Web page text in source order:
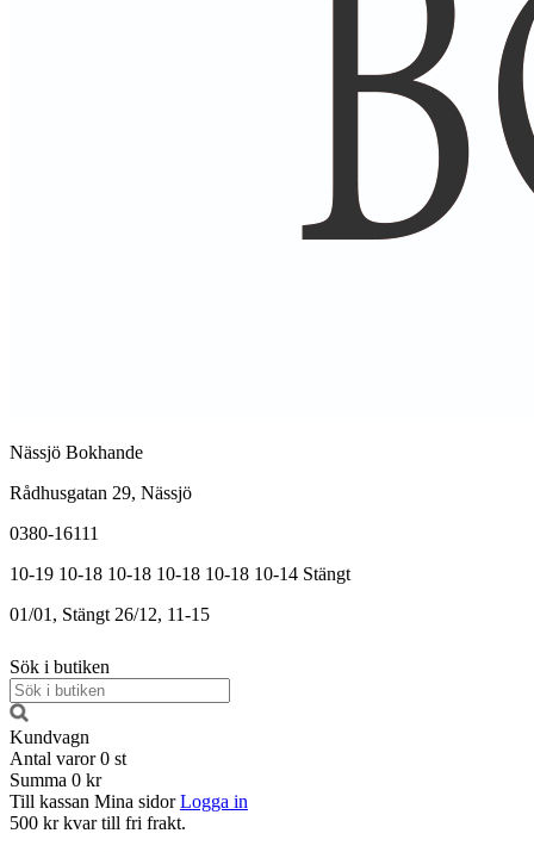
Nässjö Bokhande
Rådhusgatan 29, Nässjö
0380-16111
10-19 10-18 10-18 10-18 10-18 10-14 Stängt
01/01, Stängt 26/12, 11-15
Sök i butiken
Kundvagn
Antal varor 0 st
Summa 0 kr
Till kassan Mina sidor Logga in
500 kr kvar till fri frakt.